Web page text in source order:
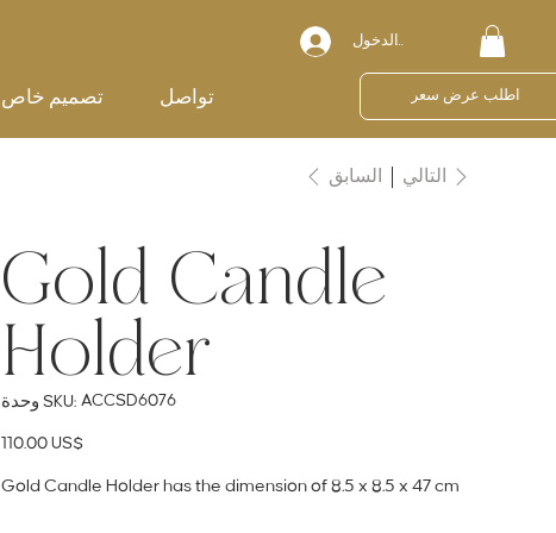
تسجيل الدخول
اطلب عرض سعر تصميم خاص تواصل
السابق التالي
Gold Candle
Holder
وحدة SKU: SKU
ACCSD6076
السعر ‏110.00 US$
Gold Candle Holder has the dimension of 8.5 x 8.5 x 47 cm